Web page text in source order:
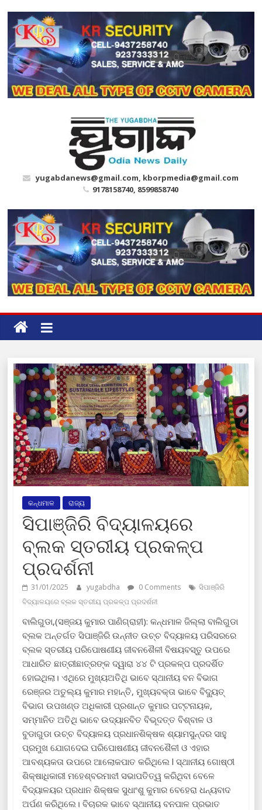
content
yugabdanews@gmail.com, kborpmedia@gmail.com
9178158740, 8599858740
କନ୍ଧମାଳ ରାଜ୍ୟ
ସିପାଞ୍ଜିରି ବିଦ୍ୟାଳୟରେ
ବ୍ଲକ ସ୍ତରୀୟ ପ୍ରକଳ୍ପ
ପ୍ରଦର୍ଶନୀ
31/01/2025 yugabdha 0 Comments
ସିପାଞ୍ଜିରି
ବିଦ୍ୟାଳୟରେ ବ୍ଲକ ସ୍ତରୀୟ ପ୍ରକଳ୍ପ ପ୍ରଦର୍ଶନୀ
ବାଲିଗୁଡା,(ସଞ୍ଜୟ କୁମାର ପାଣିଗ୍ରାହୀ): କନ୍ଧମାଳ ଜିଲ୍ଲା ବାଲିଗୁଡା
ବ୍ଲକ ଅନ୍ତର୍ଗତ ସିପାଞ୍ଜିରି ଉନ୍ନୀତ ଉଚ୍ଚ ବିଦ୍ୟାଳୟ ପରିସରରେ
ବ୍ଲକ ସ୍ତରୀୟ ପରିପୋଷଣୀୟ ଜୀବନଶୈଳୀ ବିଷୟବସ୍ତୁ ଉପରେ
ଆଧାରିତ ଛାତ୍ରୀଛାତ୍ରଙ୍କ ଦ୍ୱାରା ୪୪ ଟି ପ୍ରକଳ୍ପ ପ୍ରଦର୍ଶିତ
ହୋଇଥିଲା। ଏଥିରେ ମୁଖ୍ୟଅତିଥି ଭାବେ ସ୍ଥାନୀୟ ବନ ବିଭାଗ
ରେଞ୍ଜର ଅତୁଲ୍ୟ କୁମାର ମହାନ୍ତି, ମୁଖ୍ୟବକ୍ତା ଭାବେ ବିଦ୍ୟୁତ୍
ବିଭାଗ ଉପଖଣ୍ଡ ଅଧିକାରୀ ପ୍ରଶାନ୍ତ କୁମାର ପଟ୍ଟନାୟକ,
ସମ୍ମାନିତ ଅତିଥି ଭାବେ ଉଦ୍ୟାନବିତ ବିଭୂଦତ୍ତ ବିଶ୍ବାଳ ଓ
ବୁଡାଗୁଡା ଉଚ୍ଚ ବିଦ୍ୟାଳୟ ପ୍ରଧାନଶିକ୍ଷକ ଶ୍ୟାମସୁନ୍ଦର ସାହୁ
ପ୍ରମୁଖ ଯୋଗଦେଇ ପରିପୋଷଣୀୟ ଜୀବନଶୈଳୀ ଓ ଏହାର
ଆବଶ୍ୟକ‌ତା ଉପରେ ଆଲୋକପାତ କରିଥିଲେ l ସ୍ଥାନୀୟ ଗୋଷ୍ଠୀ
ଶିକ୍ଷାଧିକାରୀ ମହେଶ୍ବରମାଝୀ ସଭାପତିତ୍ୱ କରିଥିବା ବେଳେ
ବିଦ୍ୟାଳୟର ପ୍ରଧାନ ଶିକ୍ଷକ ସୁଧାଂଶୁ କୁମାର ବେହେରା ଧନ୍ୟବାଦ
ଅର୍ପଣ କରିଥିଲେ। ବିଚାରକ ଭାବେ ସ୍ଥାନୀୟ ବନପାଳ ପ୍ରଭାତ